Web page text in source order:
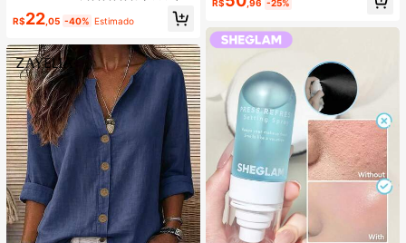
uiagem Para Mulheres E Meninas
R$22 ,05 -40% Estimado
nga Curta, Estilo Minimalista, Prese
R$ ,96 -25%